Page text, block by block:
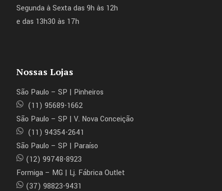
Segunda à Sexta das 9h às 12h
e das 13h30 às 17h
Nossas Lojas
São Paulo – SP | Pinheiros
(11) 95689-1662
São Paulo – SP | V. Nova Conceição
(11) 94354-2641
São Paulo – SP | Paraíso
(12) 99748-8923
Formiga – MG | Lj. Fábrica Outlet
(37) 98823-9431